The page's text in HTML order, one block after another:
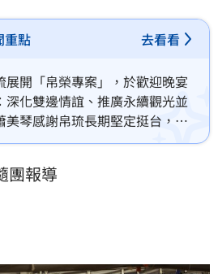
重點 去看看
展開「帛榮專案」，於歡迎晚宴
深化雙邊情誼、推廣永續觀光並
美琴感謝帛琉長期堅定挺台，並
與環保價值，跨越太平洋的紐帶
意義參與國際組織，並感謝台
團報導